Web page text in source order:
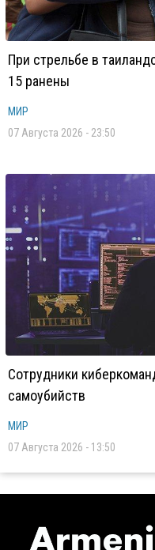
При стрельбе в
15 ранены
МИР
07 Августа 2026 - 23:50
Сотрудники
самоубийств
МИР
07 Августа 2026 - 13:50